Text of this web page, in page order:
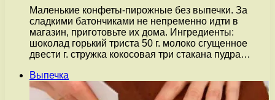
Маленькие конфеты-пирожные без выпечки. За
сладкими батончиками не непременно идти в
магазин, приготовьте их дома. Ингредиенты:
шоколад горький триста 50 г. молоко сгущенное
двести г. стружка кокосовая три стакана пудра…
Выпечка